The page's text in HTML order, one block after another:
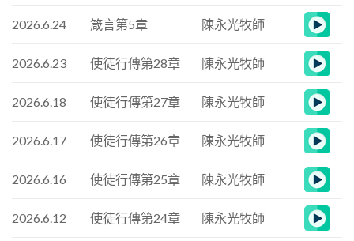
2026.6.24 箴言第5章 陳永光牧師
2026.6.23 使徒行傳第28章 陳永光牧師
2026.6.18 使徒行傳第27章 陳永光牧師
2026.6.17 使徒行傳第26章 陳永光牧師
2026.6.16 使徒行傳第25章 陳永光牧師
2026.6.12 使徒行傳第24章 陳永光牧師